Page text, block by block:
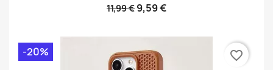
11,99 € 9,59 €
-20% favorite_border